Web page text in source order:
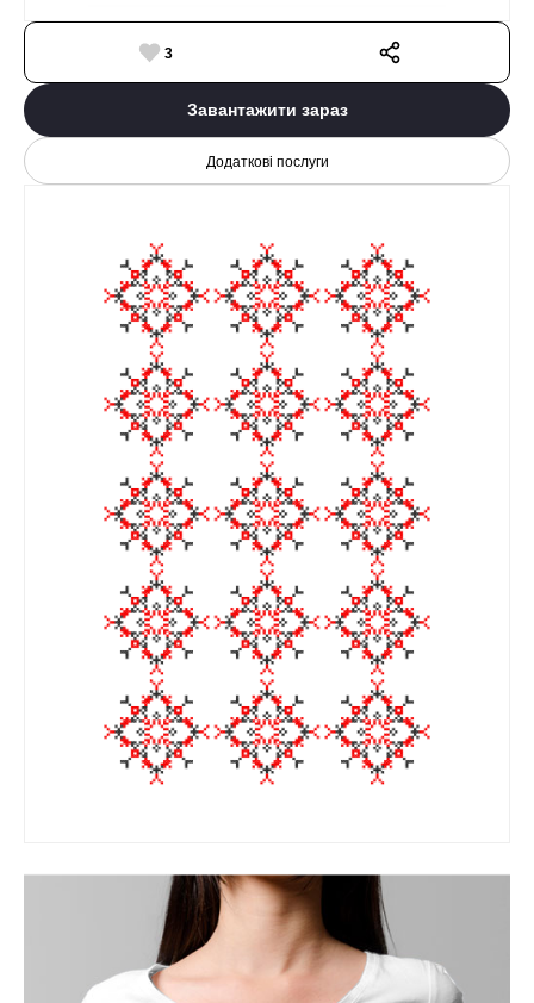
3
Завантажити зараз
Додаткові послуги